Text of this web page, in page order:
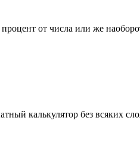
от числа или же
калькулятор без всяких